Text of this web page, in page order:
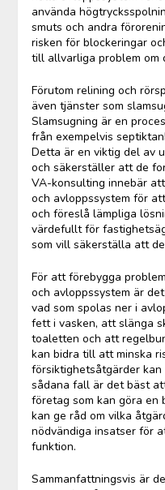
använda
smuts och andra
risken för blockeringar
till allvarliga problem om
Förutom relining och
även tjänster som
Slamsugning är en
från exempelvis
Detta är en viktig del av
och säkerställer att de
VA-konsulting innebär
och avloppssystem för
och föreslå lämpliga
värdefullt för
som vill säkerställa att
För att förebygga
och avloppssystem är
vad som spolas ner i
fett i vasken, att slänga
toaletten och att
kan bidra till att minska
försiktighetsåtgärder
sådana fall är det bäst
företag som kan göra en
kan ge råd om vilka
nödvändiga insatser för
funktion.
Sammanfattningsvis är